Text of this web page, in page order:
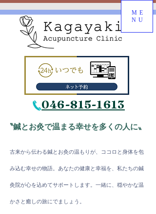
ME
NU
046-815-1613
〝鍼とお灸で温まる幸せを多くの人に〟
古来から伝わる鍼とお灸の温もりが、ココロと身体を包
み込む幸せの物語。 ​あなたの健康と幸福を、私たちの鍼
灸院が心を込めてサポートします。一緒に、穏やかな温
かさと癒しの旅にでましょう。